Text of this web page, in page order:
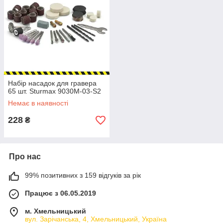
Набір насадок для гравера
65 шт. Sturmax 9030M-03-S2
Немає в наявності
228 ₴
Про нас
99% позитивних з 159 відгуків за рік
Працює з 06.05.2019
м. Хмельницький
вул. Зарічанська, 4, Хмельницький, Україна